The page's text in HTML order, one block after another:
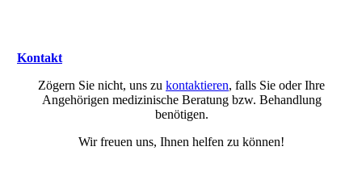
Kontakt
Zögern Sie nicht, uns zu kontaktieren, falls Sie oder Ihre
Angehörigen medizinische Beratung bzw. Behandlung
benötigen.
Wir freuen uns, Ihnen helfen zu können!